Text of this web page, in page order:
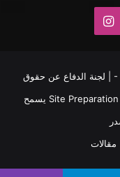
انستقرام
© Copyright 2026, All Rights Reserved - | لجنة الدفاع عن حقوق
يسمح
مقالات